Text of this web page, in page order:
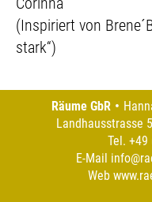
(Inspiriert von
stark“)
Räume GbR
Landhausstrasse 5
Tel. +49
E-Mail
Web